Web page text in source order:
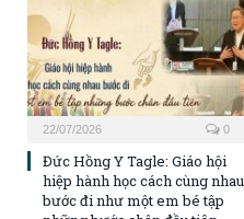
22/07/2026 0
Đức Hồng Y Tagle: Giáo hội
hiệp hành học cách cùng nhau
bước đi như một em bé tập